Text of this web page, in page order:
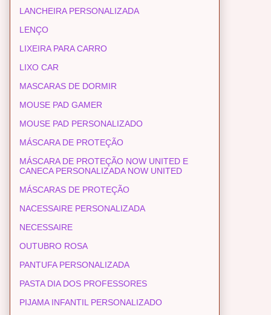
LANCHEIRA PERSONALIZADA
LENÇO
LIXEIRA PARA CARRO
LIXO CAR
MASCARAS DE DORMIR
MOUSE PAD GAMER
MOUSE PAD PERSONALIZADO
MÁSCARA DE PROTEÇÃO
MÁSCARA DE PROTEÇÃO NOW UNITED E
CANECA PERSONALIZADA NOW UNITED
MÁSCARAS DE PROTEÇÃO
NACESSAIRE PERSONALIZADA
NECESSAIRE
OUTUBRO ROSA
PANTUFA PERSONALIZADA
PASTA DIA DOS PROFESSORES
PIJAMA INFANTIL PERSONALIZADO